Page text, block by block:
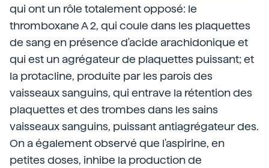
qui ont un rôle totalement opposé: le
thromboxane A 2, qui coule dans les plaquettes
de sang en présence d'acide arachidonique et
qui est un agrégateur de plaquettes puissant; et
la protacline, produite par les parois des
vaisseaux sanguins, qui entrave la rétention des
plaquettes et des trombes dans les sains
vaisseaux sanguins, puissant antiagrégateur des.
On a également observé que l'aspirine, en
petites doses, inhibe la production de